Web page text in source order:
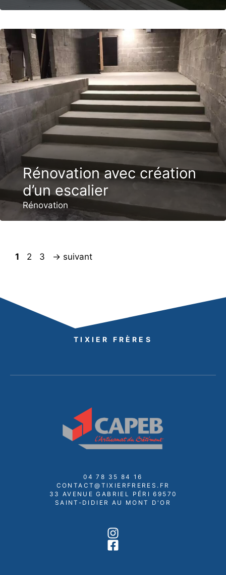
Rénovation avec création
d’un escalier
Rénovation
Page
1 Page
2 Page
3 → suivant
TIXIER FRÈRES
04 78 35 84 16
CONTACT@TIXIERFRERES.FR
33 AVENUE GABRIEL PÉRI 69570
SAINT-DIDIER AU MONT D'OR